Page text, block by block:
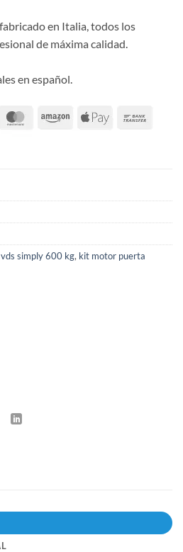
en Italia, todos los
de máxima calidad.
en español.
simply 600 kg, kit motor puerta